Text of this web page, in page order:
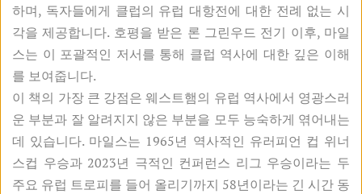
하며, 독자들에게 클럽의 유럽 대항전에 대한 전례 없는 시
각을 제공합니다. 호평을 받은 론 그린우드 전기 이후, 마일
스는 이 포괄적인 저서를 통해 클럽 역사에 대한 깊은 이해
를 보여줍니다.
이 책의 가장 큰 강점은 웨스트햄의 유럽 역사에서 영광스러
운 부분과 잘 알려지지 않은 부분을 모두 능숙하게 엮어내는
데 있습니다. 마일스는 1965년 역사적인 유러피언 컵 위너
스컵 우승과 2023년 극적인 컨퍼런스 리그 우승이라는 두
주요 유럽 트로피를 들어 올리기까지 58년이라는 긴 시간 동